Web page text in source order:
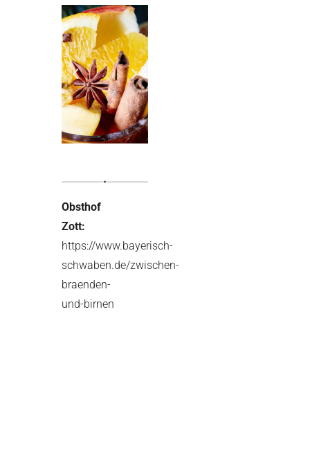
Obsthof
Zott:
https://www.bayerisch-
schwaben.de/zwischen-
braenden-
und-birnen